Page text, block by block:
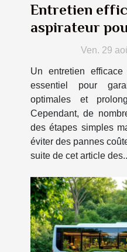
Entretien
aspirateur
vie prolongée
Ven. 29
Un entretien
essentiel pour
optimales et
Cependant, de
des étapes simples
éviter des pannes
suite de cet article